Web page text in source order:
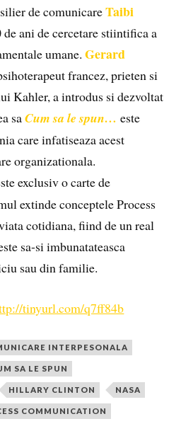
de comunicareTaibi
de ani de cercetare stiintifica a
umane.Gerard
francez, prieten si
Kahler, a introdus si dezvoltat
saCum sa le spun…este
care infatiseaza acest
organizationala.
exclusiv o carte de
extinde conceptele Process
cotidiana, fiind de un real
sa-si imbunatateasca
sau din familie.
tinyurl.com/q7ff84b
INTERPESONALA
SA LE SPUN
HILLARY CLINTON NASA
COMMUNICATION